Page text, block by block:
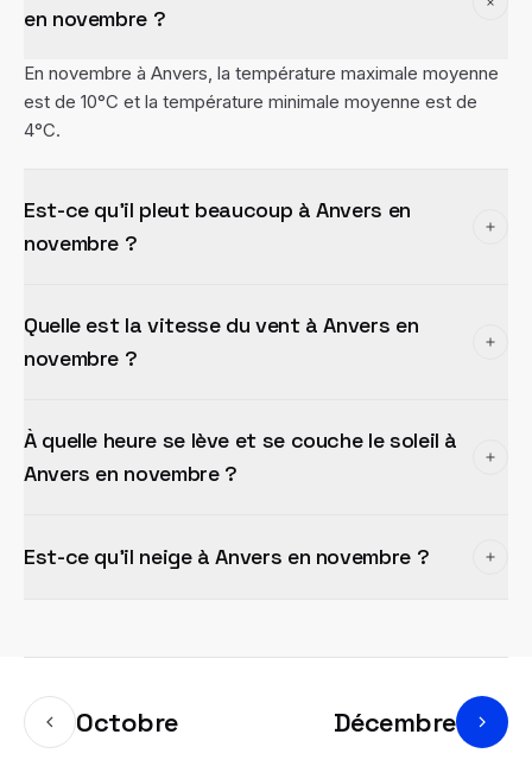
en novembre ?
En novembre à Anvers, la température maximale moyenne
est de 10°C et la température minimale moyenne est de
4°C.
Est-ce qu'il pleut beaucoup à Anvers en
novembre ?
Quelle est la vitesse du vent à Anvers en
novembre ?
À quelle heure se lève et se couche le soleil à
Anvers en novembre ?
Est-ce qu'il neige à Anvers en novembre ?
Octobre Décembre